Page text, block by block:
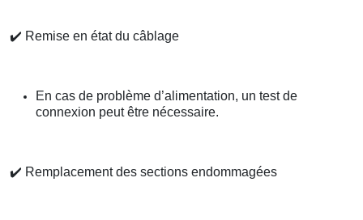
✔️ Remise en état du câblage
En cas de problème d’alimentation, un test de
connexion peut être nécessaire.
✔️ Remplacement des sections endommagées